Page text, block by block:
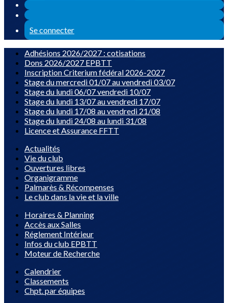
Se connecter
Adhésions 2026/2027 : cotisations
Dons 2026/2027 EPBTT
Inscription Criterium fédéral 2026-2027
Stage du mercredi 01/07 au vendredi 03/07
Stage du lundi 06/07 vendredi 10/07
Stage du lundi 13/07 au vendredi 17/07
Stage du lundi 17/08 au vendredi 21/08
Stage du lundi 24/08 au lundi 31/08
Licence et Assurance FFTT
Actualités
Vie du club
Ouvertures libres
Organigramme
Palmarès & Récompenses
Le club dans la vie et la ville
Horaires & Planning
Accès aux Salles
Réglement Intérieur
Infos du club EPBTT
Moteur de Recherche
Calendrier
Classements
Chpt. par équipes